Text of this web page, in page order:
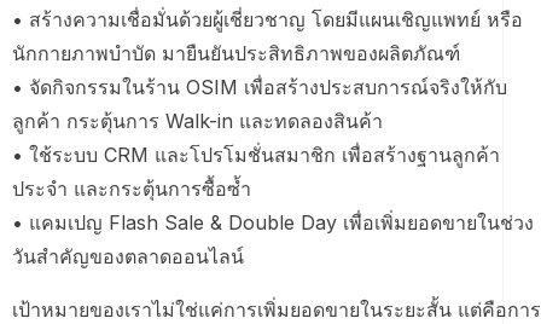
• สร้างความเชื่อมั่นด้วยผู้เชี่ยวชาญ โดยมีแผนเชิญแพทย์ หรือ
นักกายภาพบำบัด มายืนยันประสิทธิภาพของผลิตภัณฑ์
• จัดกิจกรรมในร้าน OSIM เพื่อสร้างประสบการณ์จริงให้กับ
ลูกค้า กระตุ้นการ Walk-in และทดลองสินค้า
• ใช้ระบบ CRM และโปรโมชั่นสมาชิก เพื่อสร้างฐานลูกค้า
ประจำ และกระตุ้นการซื้อซ้ำ
• แคมเปญ Flash Sale & Double Day เพื่อเพิ่มยอดขายในช่วง
วันสำคัญของตลาดออนไลน์
เป้าหมายของเราไม่ใช่แค่การเพิ่มยอดขายในระยะสั้น แต่คือการ